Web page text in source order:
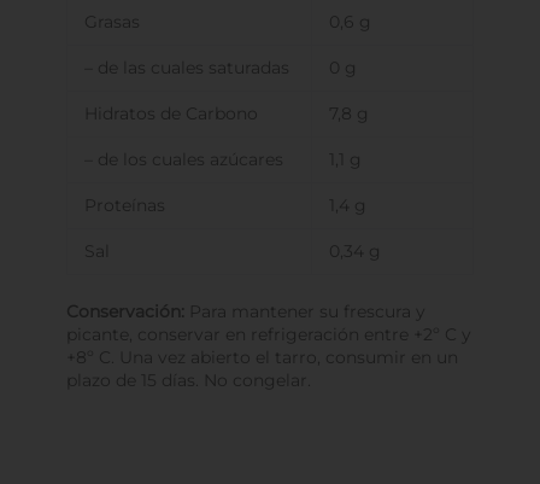
Grasas 0,6 g
– de las cuales saturadas 0 g
Hidratos de Carbono 7,8 g
– de los cuales azúcares 1,1 g
Proteínas 1,4 g
Sal 0,34 g
Conservación: Para mantener su frescura y
picante, conservar en refrigeración entre +2º C y
+8º C. Una vez abierto el tarro, consumir en un
plazo de 15 días. No congelar.